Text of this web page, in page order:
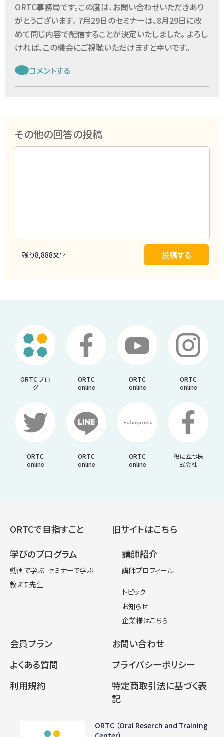
ORTC事務局です。この度は、お問い合わせいただきあり
がとうございます。 7月29日のセミナーは、8月29日に改
めて同じ内容で配信することが決定いたしました。 よろし
ければ、この機会にご視聴いただけますと幸いです。
コメントする
その他の回答の投稿
残り8,888文字
ORTC ブロ
グ
ORTC
online
ORTC
online
ORTC
online
ORTC
online
ORTC
online
ORTC
online
役に立つ株
式会社
ORTC （Oral Reserch and Training
ORTCで目指すこと
旧サイトはこちら
学びのプログラム
動画で学ぶ セミナーで学ぶ
教えて先生
講師紹介
講師プロフィール
トピック
お知らせ
企業様はこちら
会員プラン
お問い合わせ
よくある質問
プライバシーポリシー
利用規約
特定商取引法に基づく表
記